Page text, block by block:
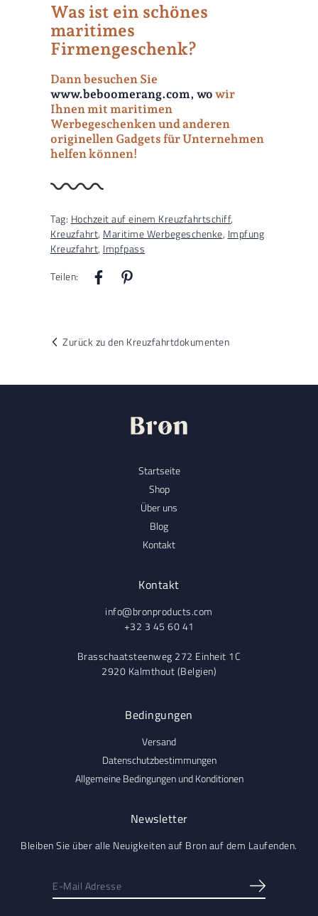
Was ist ein schönes
maritimes
Firmengeschenk?
Dann besuchen Sie
www.beboomerang.com, wo wir
Ihnen mit maritimen
Werbegeschenken und anderen
originellen Gadgets für Unternehmen
helfen können!
Tag: Hochzeit auf einem Kreuzfahrtschiff,
Kreuzfahrt, Maritime Werbegeschenke, Impfung
Kreuzfahrt, Impfpass
Teilen:
Zurück zu den Kreuzfahrtdokumenten
Startseite
Shop
Über uns
Blog
Kontakt
Kontakt
info@bronproducts.com
+32 3 45 60 41
Brasschaatsteenweg 272 Einheit 1C
2920 Kalmthout (Belgien)
Bedingungen
Versand
Datenschutzbestimmungen
Allgemeine Bedingungen und Konditionen
Newsletter
Bleiben Sie über alle Neuigkeiten auf Bron auf dem Laufenden.